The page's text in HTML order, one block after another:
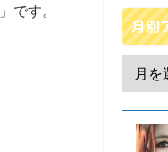
」です。
月別